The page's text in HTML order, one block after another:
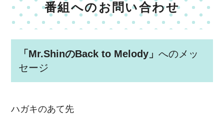
番組へのお問い合わせ
「Mr.ShinのBack to Melody」へのメッ
セージ
ハガキのあて先